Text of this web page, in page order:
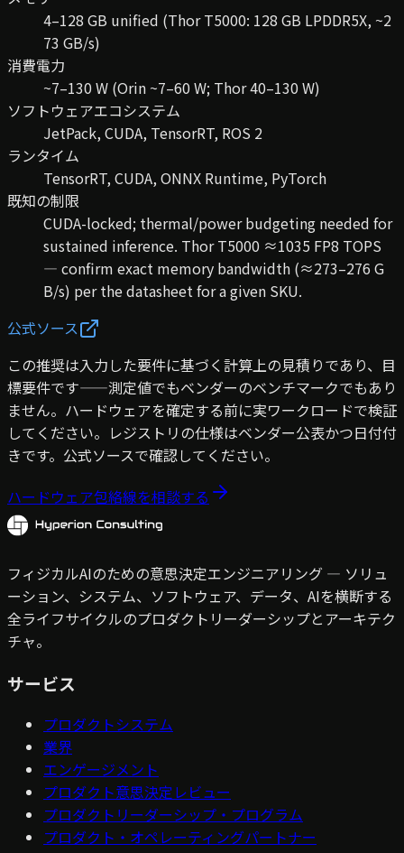
4–128 GB unified (Thor T5000: 128 GB LPDDR5X, ~2
73 GB/s)
消費電力
~7–130 W (Orin ~7–60 W; Thor 40–130 W)
ソフトウェアエコシステム
JetPack, CUDA, TensorRT, ROS 2
ランタイム
TensorRT, CUDA, ONNX Runtime, PyTorch
既知の制限
CUDA-locked; thermal/power budgeting needed for
sustained inference. Thor T5000 ≈1035 FP8 TOPS
— confirm exact memory bandwidth (≈273–276 G
B/s) per the datasheet for a given SKU.
公式ソース
この推奨は入力した要件に基づく計算上の見積りであり、目
標要件です——測定値でもベンダーのベンチマークでもあり
ません。ハードウェアを確定する前に実ワークロードで検証
してください。レジストリの仕様はベンダー公表かつ日付付
きです。公式ソースで確認してください。
ハードウェア包絡線を相談する
フィジカルAIのための意思決定エンジニアリング — ソリュ
ーション、システム、ソフトウェア、データ、AIを横断する
全ライフサイクルのプロダクトリーダーシップとアーキテク
チャ。
サービス
プロダクトシステム
業界
エンゲージメント
プロダクト意思決定レビュー
プロダクトリーダーシップ・プログラム
プロダクト・オペレーティングパートナー